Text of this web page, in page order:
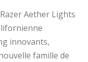
Aether Lights
innovants,
famille de